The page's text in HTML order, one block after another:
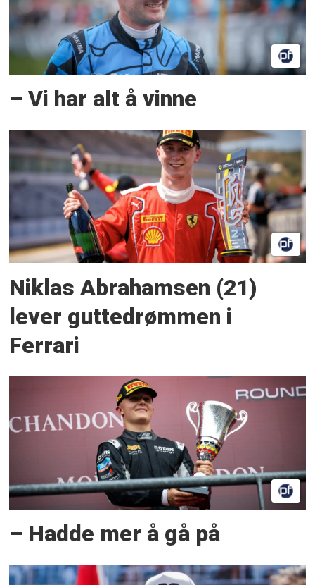
– Vi har alt å vinne
Niklas Abrahamsen (21)
lever guttedrømmen i
Ferrari
– Hadde mer å gå på